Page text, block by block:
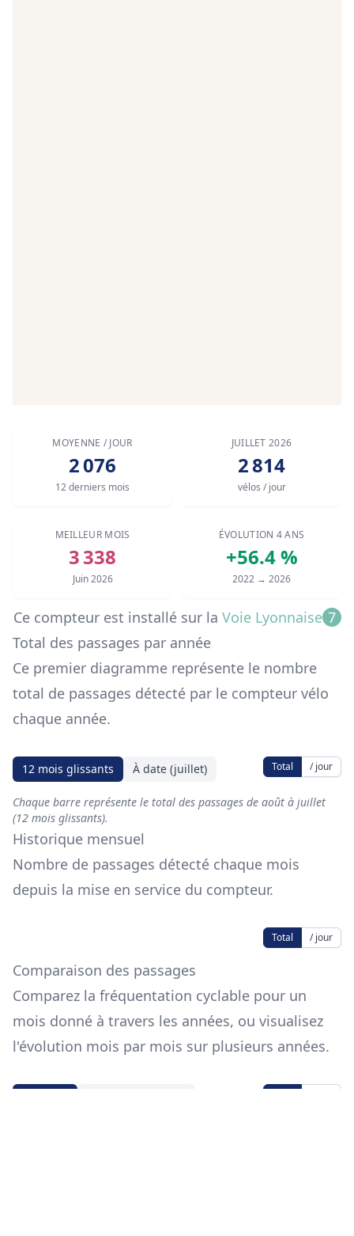
MOYENNE / JOUR
2 076
12 derniers mois
JUILLET 2026
2 814
vélos / jour
MEILLEUR MOIS
3 338
Juin 2026
ÉVOLUTION 4 ANS
+56.4 %
2022 → 2026
Ce compteur est installé sur la Voie Lyonnaise 7
Total des passages par année
Ce premier diagramme représente le nombre
total de passages détecté par le compteur vélo
chaque année.
12 mois glissants À date (juillet) Total / jour
Chaque barre représente le total des passages de août à juillet
(12 mois glissants).
Historique mensuel
Nombre de passages détecté chaque mois
depuis la mise en service du compteur.
Total / jour
Comparaison des passages
Comparez la fréquentation cyclable pour un
mois donné à travers les années, ou visualisez
l'évolution mois par mois sur plusieurs années.